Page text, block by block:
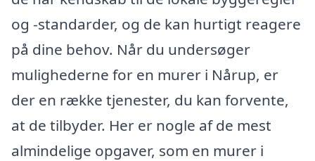
og -standarder, og de kan hurtigt reagere
på dine behov. Når du undersøger
mulighederne for en murer i Nårup, er
der en række tjenester, du kan forvente,
at de tilbyder. Her er nogle af de mest
almindelige opgaver, som en murer i